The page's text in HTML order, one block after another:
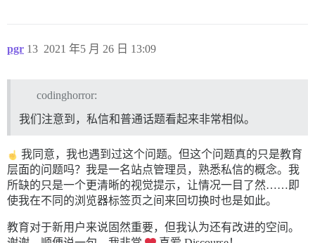
pgr 2021 年5 月 26 日 13:09
13
codinghorror:
我们注意到，私信和普通话题看起来非常相似。
我同意，我也遇到过这个问题。但这个问题真的只是教育
层面的问题吗？我是一名站点管理员，熟悉私信的概念。我
所缺的只是一个更清晰的视觉提示，让情况一目了然……即
使我在不同的浏览器标签页之间来回切换时也是如此。
教育对于新用户来说固然重要，但我认为还有改进的空间。